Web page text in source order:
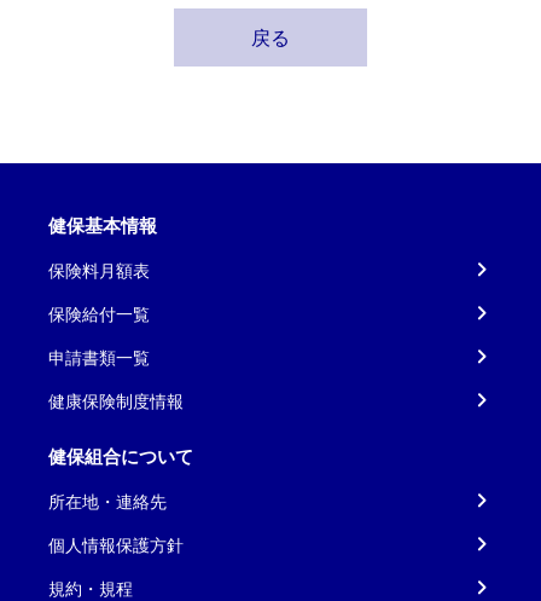
戻る
健保基本情報
保険料月額表
保険給付一覧
申請書類一覧
健康保険制度情報
健保組合について
所在地・連絡先
個人情報保護方針
規約・規程